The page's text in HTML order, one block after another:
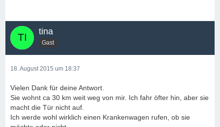
tina
Gast
18. August 2015 um 18:37
Vielen Dank für deine Antwort.
Sie wohnt ca 30 km weit weg von mir. Ich fahr öfter hin, aber sie
macht die Tür nicht auf.
Ich werde wohl wirklich einen Krankenwagen rufen, ob sie